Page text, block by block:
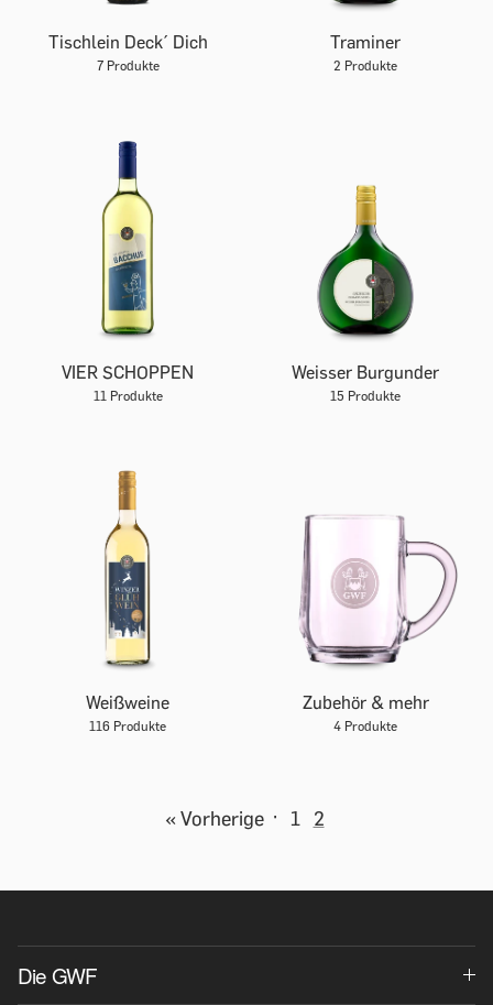
Tischlein Deck´ Dich
7 Produkte
Traminer
2 Produkte
VIER SCHOPPEN
11 Produkte
Weisser Burgunder
15 Produkte
Weißweine
116 Produkte
Zubehör & mehr
4 Produkte
« Vorherige · 1 2
Die GWF